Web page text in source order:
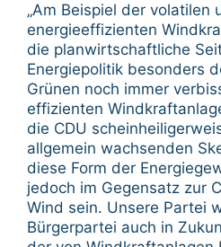
„Am Beispiel der volatilen
energieeffizienten
die planwirtschaftliche
Energiepolitik besonders
Grünen noch immer
effizienten
die CDU
allgemein wachsenden
diese Form der
jedoch im Gegensatz zur
Wind sein. Unsere Partei
Bürgerpartei auch in